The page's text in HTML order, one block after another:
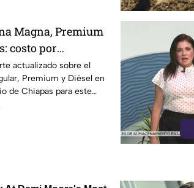
Magna, Premium
costo por
7 de agosto
actualizado sobre el
Premium y Diésel en
de Chiapas para este